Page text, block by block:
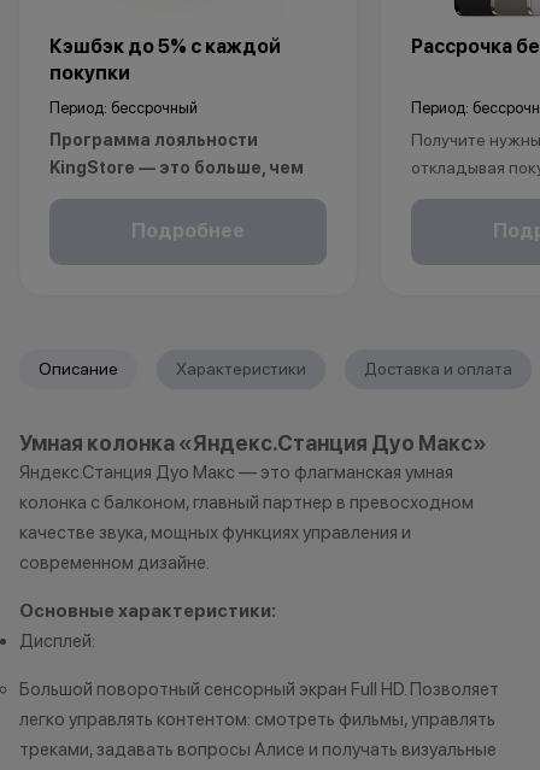
Кэшбэк до 5% с каждой
покупки
Период: бессрочный
Программа лояльности
KingStore — это больше, чем
просто бонусы.
Покупайте технику и аксессуары,
За покупки начисляются бонусные
Как можно использовать
баллы
Бонусными баллами можно
до 20% от чека — на аксессуары;
оригинальную продукцию Dyson и
Xiaomi.
до 5% от чека — на оригинальную
Подробнее
Рассрочка
Период:
Получите
откладывая
Рассрочка без
клиентов от 18
характер.
•Организатор
усмотрение
изменить
Описание Характеристики Доставка и оплата
Умная колонка «Яндекс.Станция Дуо Макс»
Яндекс.Станция Дуо Макс — это флагманская умная
колонка с балконом, главный партнер в превосходном
качестве звука, мощных функциях управления и
современном дизайне.
Основные характеристики:
Дисплей:
Большой поворотный сенсорный экран Full HD. Позволяет
легко управлять контентом: смотреть фильмы, управлять
треками, задавать вопросы Алисе и получать визуальные